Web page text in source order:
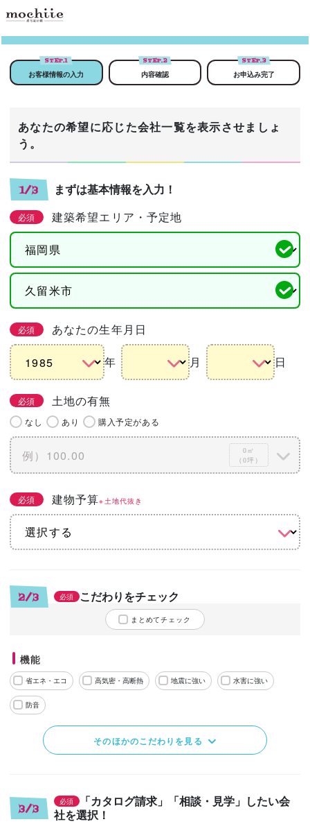
STEP.1
お客様情報の入力
STEP.2
内容確認
STEP.3
お申込み完了
あなたの希望に応じた会社一覧を表示させましょ
う。
1/3 まずは基本情報を入力！
必須 建築希望エリア・予定地
必須 あなたの生年月日
年 月 日
必須 土地の有無
なし あり 購入予定がある
0㎡
（0坪）
必須 建物予算※土地代抜き
2/3 必須 こだわりをチェック
まとめてチェック
機能
省エネ・エコ 高気密・高断熱 地震に強い 水害に強い
防音
そのほかのこだわりを見る
3/3
必須
「カタログ請求」「相談・見学」したい会
社を選択！